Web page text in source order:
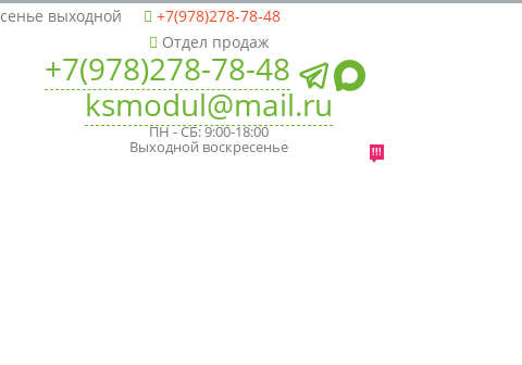
выходной +7(978)278-78-48
Отдел продаж
+7(978)278-78-48
ksmodul@mail.ru
ПН - СБ: 9:00-18:00
Выходной воскресенье !!!